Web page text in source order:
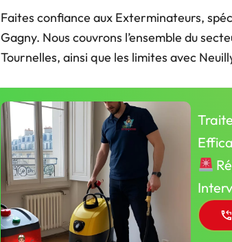
Faites confiance aux Exterminateurs,
Gagny. Nous couvrons l’ensemble du
Tournelles, ainsi que les limites avec